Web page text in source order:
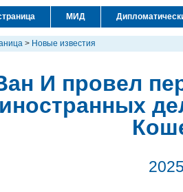
МИД
> Новые известия
И провел
иностранных